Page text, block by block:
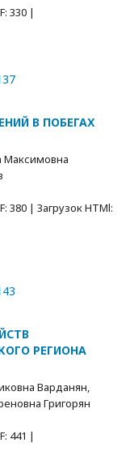
330 |
В ПОБЕГАХ
Максимовна
380 | Загрузок HTMl:
РЕГИОНА
Варданян,
Григорян
441 |